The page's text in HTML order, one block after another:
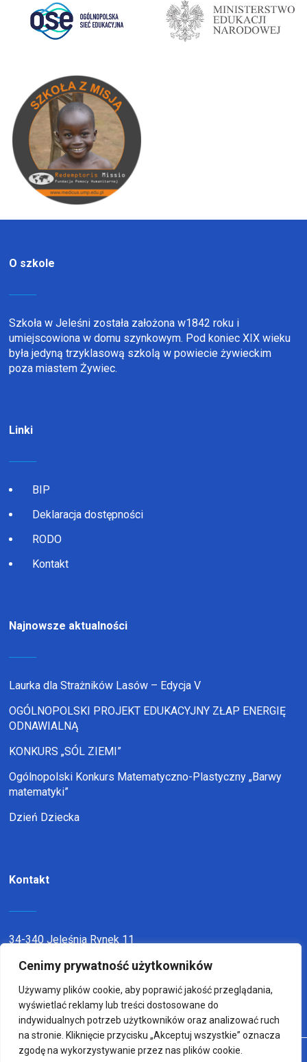
Cenimy prywatność użytkowników
Używamy plików cookie, aby poprawić jakość przeglądania,
wyświetlać reklamy lub treści dostosowane do
indywidualnych potrzeb użytkowników oraz analizować ruch
na stronie. Kliknięcie przycisku „Akceptuj wszystkie” oznacza
zgodę na wykorzystywanie przez nas plików cookie.
O szkole
Szkoła w Jeleśni została założona w1842 roku i
umiejscowiona w domu szynkowym. Pod koniec XIX wieku
była jedyną trzyklasową szkolą w powiecie żywieckim
poza miastem Żywiec.
Linki
BIP
Deklaracja dostępności
RODO
Kontakt
Najnowsze aktualności
Laurka dla Strażników Lasów – Edycja V
OGÓLNOPOLSKI PROJEKT EDUKACYJNY ZŁAP ENERGIĘ
ODNAWIALNĄ
KONKURS „SÓL ZIEMI”
Ogólnopolski Konkurs Matematyczno-Plastyczny „Barwy
matematyki”
Dzień Dziecka
Kontakt
34-340 Jeleśnia Rynek 11
telefon:338636116
email:sp1jel@op.pl